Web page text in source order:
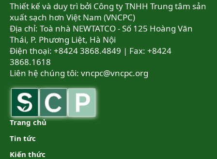
Thiết kế và duy trì bởi Công ty TNHH Trung tâm sản
xuất sạch hơn Việt Nam (VNCPC)
Địa chỉ: Toà nhà NEWTATCO - Số 125 Hoàng Văn
Thái, P. Phương Liệt, Hà Nội
Điện thoại: +8424 3868.4849 | Fax: +8424
3868.1618
Liên hệ chúng tôi: vncpc@vncpc.org
Trang chủ
Tin tức
Kiến thức